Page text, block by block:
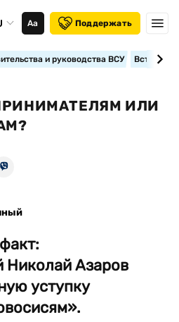
Аа Поддержать
и руководства ВСУ
ИЛИ
Николай Азаров
уступку